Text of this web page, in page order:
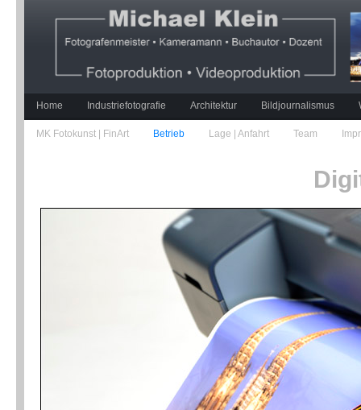
Home Industriefotografie Architektur Bildjournalismus
MK Fotokunst | FinArt Betrieb Lage | Anfahrt Team